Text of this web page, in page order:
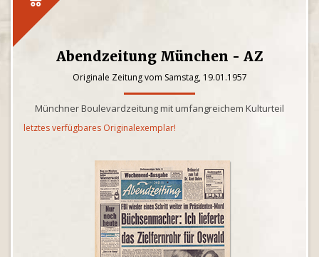
Abendzeitung München - AZ
Originale Zeitung vom Samstag, 19.01.1957
Münchner Boulevardzeitung mit umfangreichem Kulturteil
letztes verfügbares Originalexemplar!